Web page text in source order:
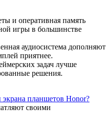
и оперативная память
игры в большинстве
аудиосистема дополняют
приятнее.
задач лучше
решения.
планшетов Honor?
своими